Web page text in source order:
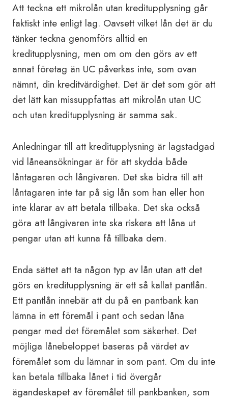
Att teckna ett mikrolån utan kreditupplysning går
faktiskt inte enligt lag. Oavsett vilket lån det är du
tänker teckna genomförs alltid en
kreditupplysning, men om om den görs av ett
annat företag än UC påverkas inte, som ovan
nämnt, din kreditvärdighet. Det är det som gör att
det lätt kan missuppfattas att mikrolån utan UC
och utan kreditupplysning är samma sak.
Anledningar till att kreditupplysning är lagstadgad
vid låneansökningar är för att skydda både
låntagaren och långivaren. Det ska bidra till att
låntagaren inte tar på sig lån som han eller hon
inte klarar av att betala tillbaka. Det ska också
göra att långivaren inte ska riskera att låna ut
pengar utan att kunna få tillbaka dem.
Enda sättet att ta någon typ av lån utan att det
görs en kreditupplysning är ett så kallat pantlån.
Ett pantlån innebär att du på en pantbank kan
lämna in ett föremål i pant och sedan låna
pengar med det föremålet som säkerhet. Det
möjliga lånebeloppet baseras på värdet av
föremålet som du lämnar in som pant. Om du inte
kan betala tillbaka lånet i tid övergår
ägandeskapet av föremålet till pankbanken, som